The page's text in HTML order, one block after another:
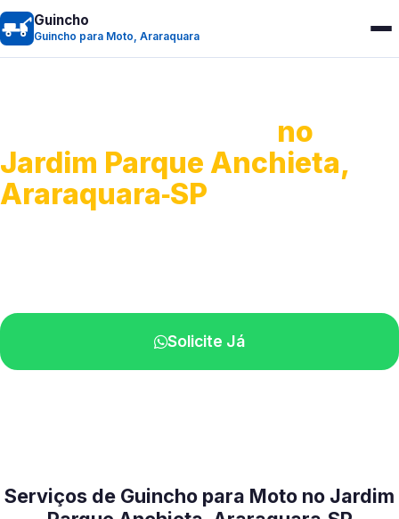
Guincho
Guincho para Moto, Araraquara
no
Jardim Parque Anchieta,
Araraquara‑SP
Solicite Já
Serviços de Guincho para Moto no Jardim